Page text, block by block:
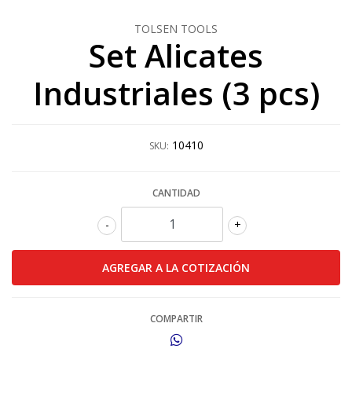
TOLSEN TOOLS
Set Alicates
Industriales (3 pcs)
SKU: 10410
CANTIDAD
+
-
COMPARTIR